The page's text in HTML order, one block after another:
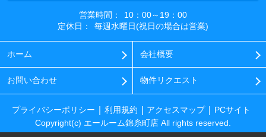
営業時間：
10：00～19：00
定休日：
毎週水曜日(祝日の場合は営業)
ホーム 会社概要
お問い合わせ 物件リクエスト
プライバシーポリシー 利用規約 アクセスマップ
PCサイト
Copyright(c) エールーム錦糸町店 All rights reserved.